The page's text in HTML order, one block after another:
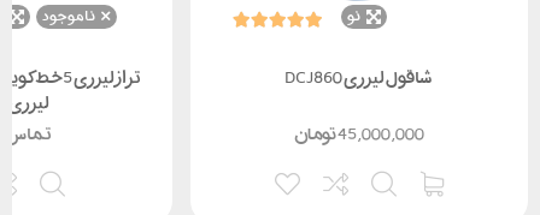
نو
شاقول لیزری DCJ860
تومان45,000,000
ناموجود
لیزری BL885
تماس